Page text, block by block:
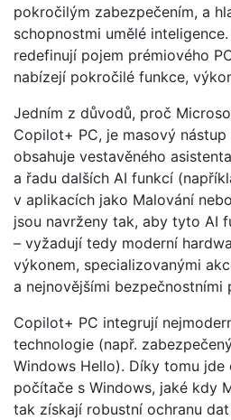
pokročilým zabezpečením, a
schopnostmi umělé
redefinují pojem prémiového
nabízejí pokročilé funkce,
Jedním z důvodů, proč
Copilot+ PC, je masový nástup
obsahuje vestavěného
a řadu dalších AI funkcí
v aplikacích jako Malování
jsou navrženy tak, aby tyto AI
– vyžadují tedy moderní
výkonem, specializovanými
a nejnovějšími bezpečnostními
Copilot+ PC integrují
technologie (např.
Windows Hello). Díky tomu jde
počítače s Windows, jaké kdy
tak získají robustní ochranu